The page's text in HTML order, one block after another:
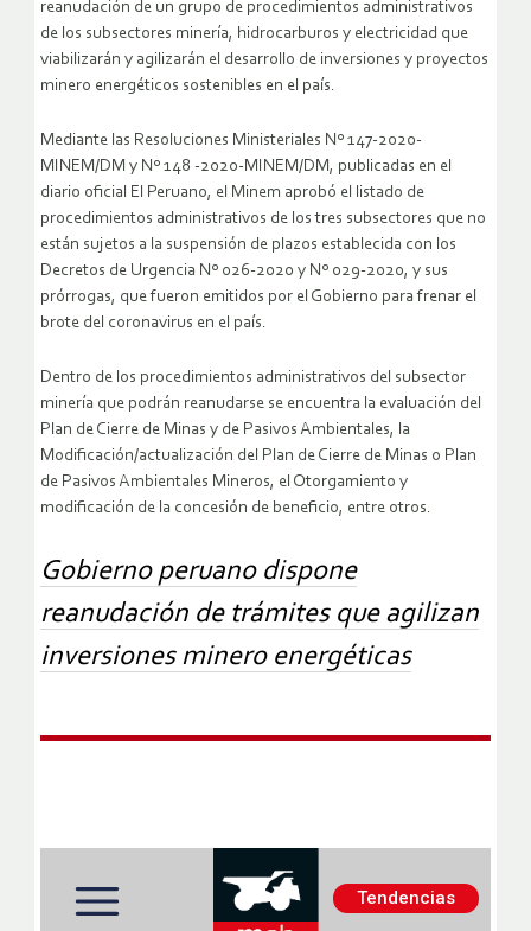
reanudación de un grupo de procedimientos administrativos
de los subsectores minería, hidrocarburos y electricidad que
viabilizarán y agilizarán el desarrollo de inversiones y proyectos
minero energéticos sostenibles en el país.
Mediante las Resoluciones Ministeriales Nº 147-2020-
MINEM/DM y Nº 148 -2020-MINEM/DM, publicadas en el
diario oficial El Peruano, el Minem aprobó el listado de
procedimientos administrativos de los tres subsectores que no
están sujetos a la suspensión de plazos establecida con los
Decretos de Urgencia Nº 026-2020 y Nº 029-2020, y sus
prórrogas, que fueron emitidos por el Gobierno para frenar el
brote del coronavirus en el país.
Dentro de los procedimientos administrativos del subsector
minería que podrán reanudarse se encuentra la evaluación del
Plan de Cierre de Minas y de Pasivos Ambientales, la
Modificación/actualización del Plan de Cierre de Minas o Plan
de Pasivos Ambientales Mineros, el Otorgamiento y
modificación de la concesión de beneficio, entre otros.
Gobierno peruano dispone
reanudación de trámites que agilizan
inversiones minero energéticas